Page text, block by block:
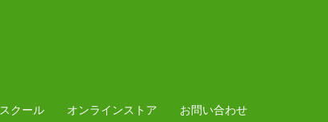
スクール オンラインストア お問い合わせ